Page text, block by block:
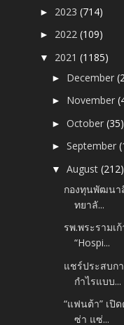
► 2023(714)
► 2022(109)
▼ 2021(1185)
► December
► November
►October(35)
►September
▼August(212)
กองทุนพัฒนา
ทยาลั...
รพ.พระรามเ
“Hospi...
แชร์ประสบก
กำไรแบบ...
“แฟนต้า” เปิ
ซ่า แซ่...